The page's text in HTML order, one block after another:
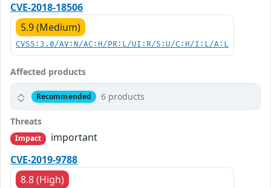
CVE-2018-18506
5.9 (Medium)
CVSS:3.0/AV:N/AC:H/PR:L/UI:R/S:U/C:H/I:L/A:L
Affected products
Recommended 6 products
Threats
Impact
important
CVE-2019-9788
8.8 (High)